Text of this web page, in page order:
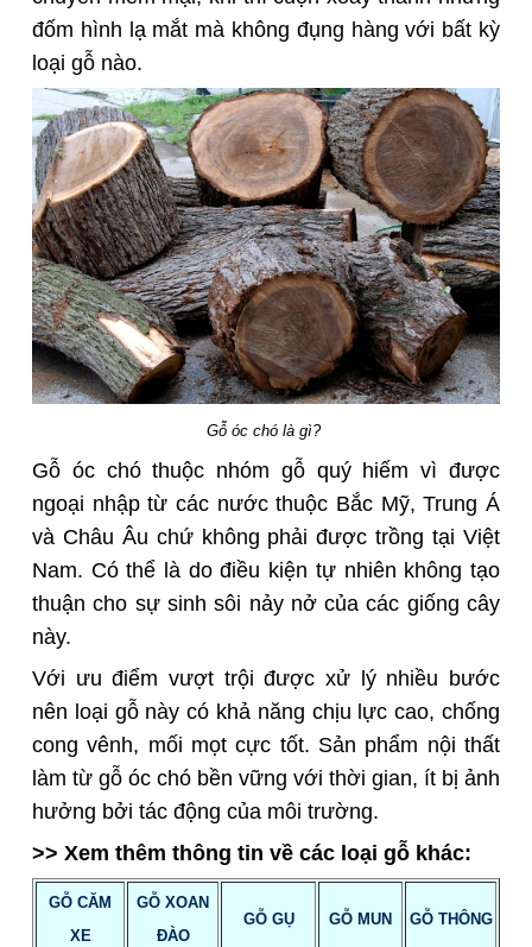
đốm hình lạ mắt mà không đụng hàng với bất kỳ
loại gỗ nào.
Gỗ óc chó là gì?
Gỗ óc chó thuộc nhóm gỗ quý hiếm vì được
ngoại nhập từ các nước thuộc Bắc Mỹ, Trung Á
và Châu Âu chứ không phải được trồng tại Việt
Nam. Có thể là do điều kiện tự nhiên không tạo
thuận cho sự sinh sôi nảy nở của các giống cây
này.
Với ưu điểm vượt trội được xử lý nhiều bước
nên loại gỗ này có khả năng chịu lực cao, chống
cong vênh, mối mọt cực tốt. Sản phẩm nội thất
làm từ gỗ óc chó bền vững với thời gian, ít bị ảnh
hưởng bởi tác động của môi trường.
>> Xem thêm thông tin về các loại gỗ khác:
GỖ CĂM
XE
GỖ XOAN
ĐÀO
GỖ GỤ GỖ MUN GỖ THÔNG